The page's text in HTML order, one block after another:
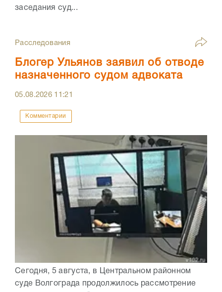
заседания суд...
Расследования
Блогер Ульянов заявил об отводе
назначенного судом адвоката
05.08.2026 11:21
Комментарии
Сегодня, 5 августа, в Центральном районном
суде Волгограда продолжилось рассмотрение